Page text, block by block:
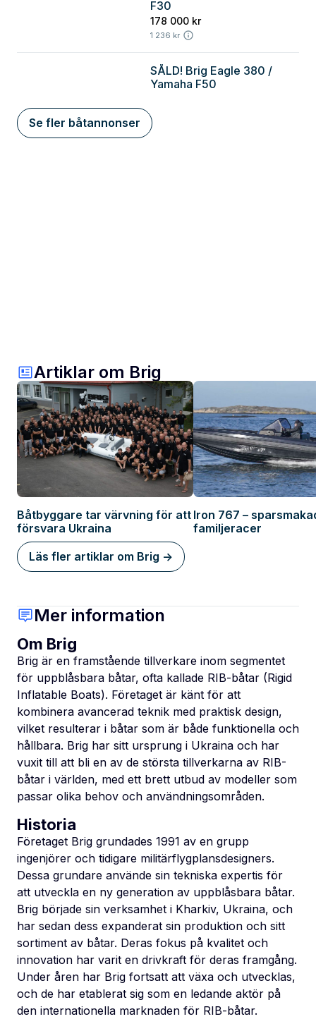
F30
178 000 kr
1 236 kr
SÅLD! Brig Eagle 380 /
Yamaha F50
Se fler båtannonser
Artiklar om Brig
Båtbyggare tar värvning för att
försvara Ukraina
Iron 767 –
familjeracer
Läs fler artiklar om Brig ->
Mer information
Om Brig
Brig är en framstående tillverkare inom segmentet
för uppblåsbara båtar, ofta kallade RIB-båtar (Rigid
Inflatable Boats). Företaget är känt för att
kombinera avancerad teknik med praktisk design,
vilket resulterar i båtar som är både funktionella och
hållbara. Brig har sitt ursprung i Ukraina och har
vuxit till att bli en av de största tillverkarna av RIB-
båtar i världen, med ett brett utbud av modeller som
passar olika behov och användningsområden.
Historia
Företaget Brig grundades 1991 av en grupp
ingenjörer och tidigare militärflygplansdesigners.
Dessa grundare använde sin tekniska expertis för
att utveckla en ny generation av uppblåsbara båtar.
Brig började sin verksamhet i Kharkiv, Ukraina, och
har sedan dess expanderat sin produktion och sitt
sortiment av båtar. Deras fokus på kvalitet och
innovation har varit en drivkraft för deras framgång.
Under åren har Brig fortsatt att växa och utvecklas,
och de har etablerat sig som en ledande aktör på
den internationella marknaden för RIB-båtar.